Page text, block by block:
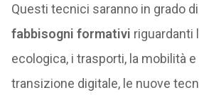
Questi tecnici saranno in grado di
fabbisogni formativi riguardanti
ecologica, i trasporti, la mobilità e
transizione digitale, le nuove